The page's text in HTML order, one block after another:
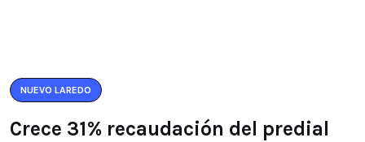
NUEVO LAREDO
Crece 31% recaudación del predial